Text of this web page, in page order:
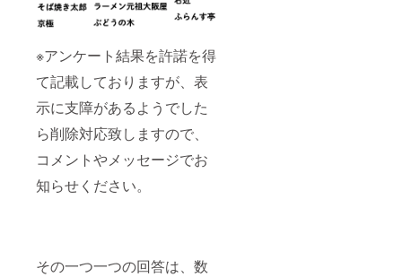
※アンケート結果を許諾を得
て記載しておりますが、表
示に支障があるようでした
ら削除対応致しますので、
コメントやメッセージでお
知らせください。
その一つ一つの回答は、数